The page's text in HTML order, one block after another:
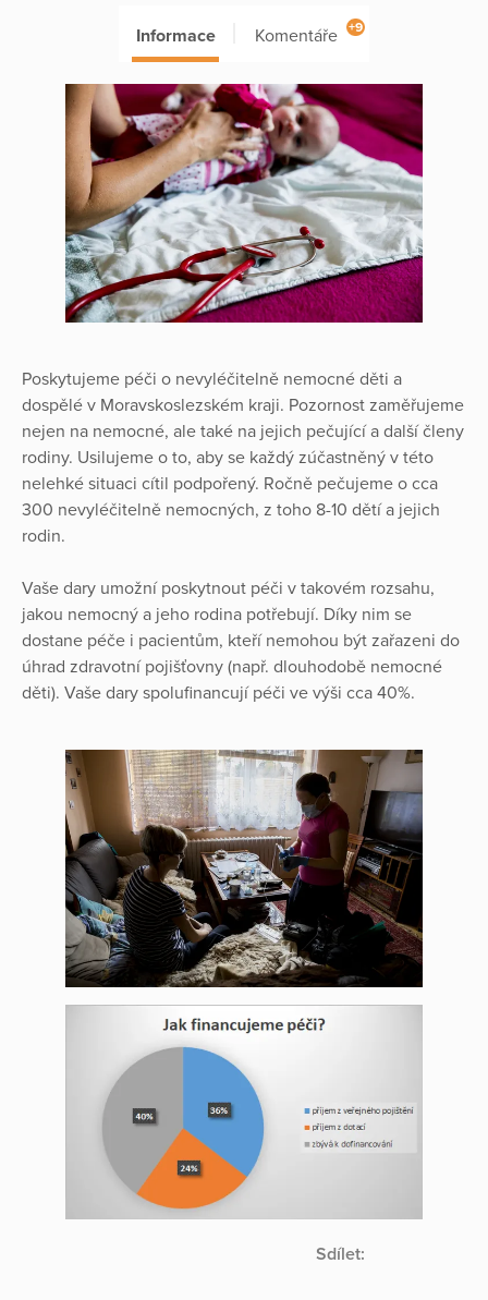
Informace Komentáře +9
Poskytujeme péči o nevyléčitelně nemocné děti a
dospělé v Moravskoslezském kraji. Pozornost zaměřujeme
nejen na nemocné, ale také na jejich pečující a další členy
rodiny. Usilujeme o to, aby se každý zúčastněný v této
nelehké situaci cítil podpořený. Ročně pečujeme o cca
300 nevyléčitelně nemocných, z toho 8-10 dětí a jejich
rodin.
Vaše dary umožní poskytnout péči v takovém rozsahu,
jakou nemocný a jeho rodina potřebují. Díky nim se
dostane péče i pacientům, kteří nemohou být zařazeni do
úhrad zdravotní pojišťovny (např. dlouhodobě nemocné
děti). Vaše dary spolufinancují péči ve výši cca 40%.
Sdílet: